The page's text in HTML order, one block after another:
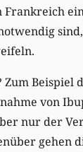
Zum
von
nur der
gehen